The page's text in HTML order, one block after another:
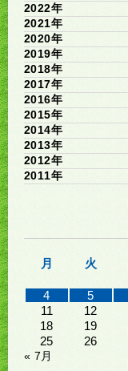
2022年
2021年
2020年
2019年
2018年
2017年
2016年
2015年
2014年
2013年
2012年
2011年
月 火
4
5
11
12
18
19
25
26
« 7月